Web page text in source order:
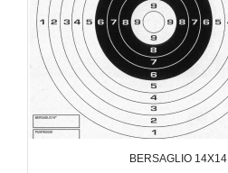
BERSAGLIO